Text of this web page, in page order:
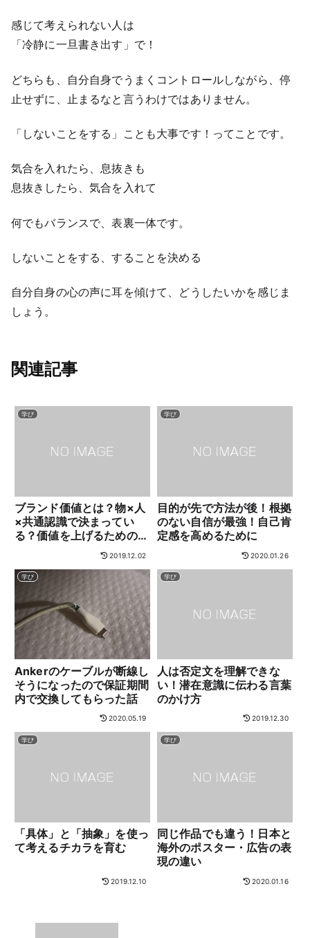
感じて考えられない人は
「冷静に一旦書き出す」で！
どちらも、自分自身でうまくコントロールしながら、停
止せずに、止まるなと言うわけではありません。
「しないことをする」ことも大事です！ってことです。
気合を入れたら、息抜きも
息抜きしたら、気合を入れて
何でもバランスで、表裏一体です。
しないことをする、することを決める
自分自身の心の声に耳を傾けて、どうしたいかを感じま
しょう。
関連記事
学び
ブランド価値とは？物×人
×共通認識で決まってい
る？価値を上げるためのメ
2019.12.02
学び
目的が先で方法が後！根拠
のない自信が最強！自己肯
定感を高めるために
2020.01.26
学び
Ankerのケーブルが断線し
そうになったので保証期間
内で交換してもらった話
2020.05.19
学び
人は否定文を理解できな
い！潜在意識に伝わる言葉
のかけ方
2019.12.30
学び
「具体」と「抽象」を使っ
て考えるチカラを育む
2019.12.10
学び
同じ作品でも違う！日本と
海外のポスター・広告の表
現の違い
2020.01.16